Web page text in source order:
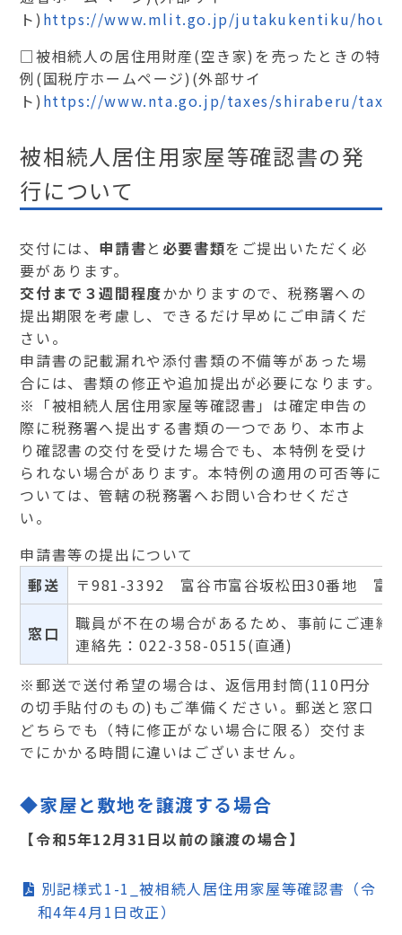
ト) https://www.mlit.go.jp/jutakukentiku/
□被相続人の居住用財産(空き家)を売ったときの特
例(国税庁ホームページ)(外部サイ
ト) https://www.nta.go.jp/taxes/shiraberu/
被相続人居住用家屋等確認書の発
行について
交付には、 申請書と 必要書類をご提出いただく必
要があります。
交付まで３週間程度かかりますので、税務署への
提出期限を考慮し、できるだけ早めにご申請くだ
さい。
申請書の記載漏れや添付書類の不備等があった場
合には、書類の修正や追加提出が必要になります。
※「被相続人居住用家屋等確認書」は確定申告の
際に税務署へ提出する書類の一つであり、本市よ
り確認書の交付を受けた場合でも、本特例を受け
られない場合があります。本特例の適用の可否等に
ついては、管轄の税務署へお問い合わせくださ
い。
申請書等の提出について
郵送
〒981-3392 富谷市富谷坂松田30番地 富
窓口
職員が不在の場合があるため、事前にご連
連絡先：022-358-0515(直通)
※郵送で送付希望の場合は、返信用封筒(110円分
の切手貼付のもの)もご準備ください。郵送と窓口
どちらでも（特に修正がない場合に限る）交付ま
でにかかる時間に違いはございません。
◆家屋と敷地を譲渡する場合
【令和5年12月31日以前の譲渡の場合】
別記様式1-1_被相続人居住用家屋等確認書（令
和4年4月1日改正）